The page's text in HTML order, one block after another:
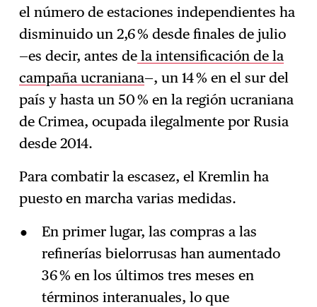
el número de estaciones independientes ha
disminuido un 2,6 % desde finales de julio
—es decir, antes de la intensificación de la
campaña ucraniana—, un 14 % en el sur del
país y hasta un 50 % en la región ucraniana
de Crimea, ocupada ilegalmente por Rusia
desde 2014.
Para combatir la escasez, el Kremlin ha
puesto en marcha varias medidas.
En primer lugar, las compras a las
refinerías bielorrusas han aumentado
36 % en los últimos tres meses en
términos interanuales, lo que